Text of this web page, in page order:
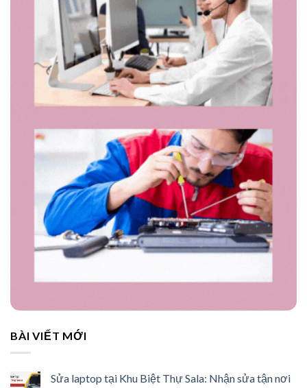
BÀI VIẾT MỚI
Sửa laptop tại Khu Biệt Thự Sala: Nhận sửa tận nơi